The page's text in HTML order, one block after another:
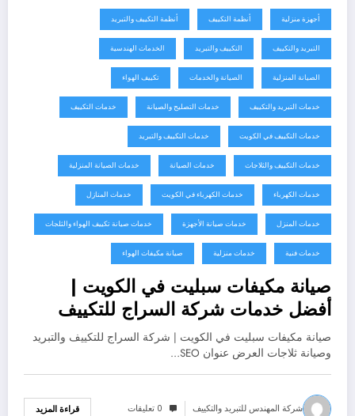
أغسطس 2, 2026
أجهزة منزلية أنظمة التكييف أنظمة التكييف والتبريد
التبريد والتكييف التكييف والتبريد الخدمات الهندسية
الصيانة المنزلية الصيانة والخدمات تكييف الهواء
خدمات التبريد والتكييف خدمات التصليح والصيانة خدمات التكييف
خدمات التكييف في الكويت خدمات التكييف والتبريد
خدمات التكييف والثلاجات خدمات الصيانة خدمات الصيانة المنزلية
خدمات الكهرباء خدمات الكهرباء في الكويت خدمات المنازل
خدمات المنزل خدمات صيانة الأجهزة خدمات صيانة تكييف الهواء والثلجات
خدمات فنية خدمات منزلية صيانة مكيفات الهواء
صيانة مكيفات سبليت في الكويت |
أفضل خدمات شركة السراج للتكييف
صيانة مكيفات سبليت في الكويت | شركة السراج للتكييف والتبريد
وصيانة ثلاجات العرض عنوان SEO…
شركة المهندس للتبريد والتكييف 0 تعليقات قراءة المزيد